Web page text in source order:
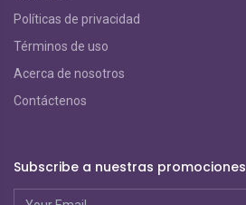
Políticas de privacidad
Términos de uso
Acerca de nosotros
Contáctenos
Subscribe a nuestras promociones